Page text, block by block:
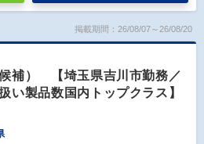
掲載期間：26/08/07～26/08/20
補） 【埼玉県吉川市勤務／
い製品数国内トップクラス】